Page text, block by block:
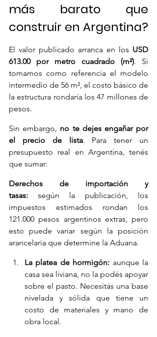
más barato que
construir en Argentina?
El valor publicado arranca en los USD
613.00 por metro cuadrado (m²). Si
tomamos como referencia el modelo
intermedio de 56 m², el costo básico de
la estructura rondaría los 47 millones de
pesos.
Sin embargo, no te dejes engañar por
el precio de lista. Para tener un
presupuesto real en Argentina, tenés
que sumar:
Derechos de importación y
tasas: según la publicación, los
impuestos estimados rondan los
121.000 pesos argentinos extras, pero
esto puede variar según la posición
arancelaria que determine la Aduana.
La platea de hormigón: aunque la
casa sea liviana, no la podés apoyar
sobre el pasto. Necesitás una base
nivelada y sólida que tiene un
costo de materiales y mano de
obra local.